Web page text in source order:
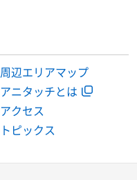
周辺エリアマップ
アニタッチとは
アクセス
トピックス